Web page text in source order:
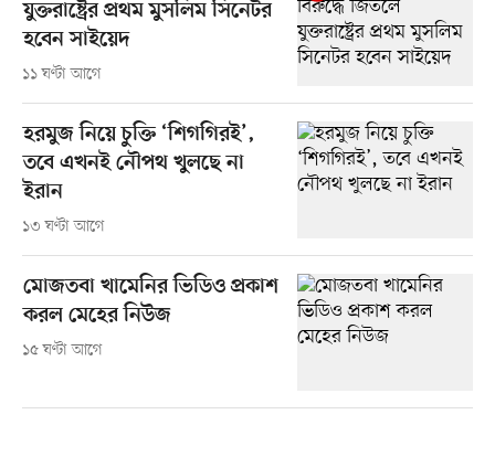
যুক্তরাষ্ট্রের প্রথম মুসলিম সিনেটর
হবেন সাইয়েদ
১১ ঘণ্টা আগে
হরমুজ নিয়ে চুক্তি ‘শিগগিরই’,
তবে এখনই নৌপথ খুলছে না
ইরান
১৩ ঘণ্টা আগে
মোজতবা খামেনির ভিডিও প্রকাশ
করল মেহের নিউজ
১৫ ঘণ্টা আগে